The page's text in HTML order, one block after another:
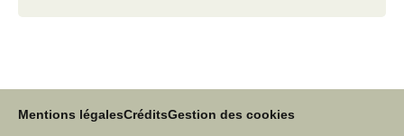
Mentions légalesCréditsGestion des cookies